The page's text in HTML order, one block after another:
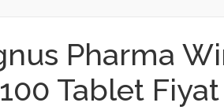
Pharma
Tablet Fiyat